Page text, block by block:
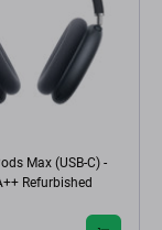
Max (USB-C) -
Refurbished